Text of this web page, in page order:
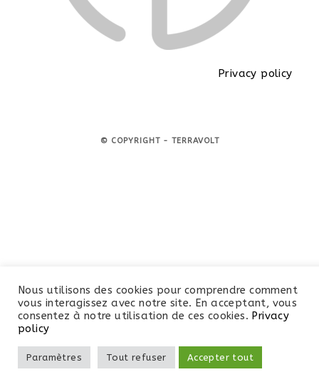
Privacy policy
© COPYRIGHT - TERRAVOLT
Nous utilisons des cookies pour comprendre comment
vous interagissez avec notre site. En acceptant, vous
consentez à notre utilisation de ces cookies. Privacy
policy
Paramètres Tout refuser Accepter tout